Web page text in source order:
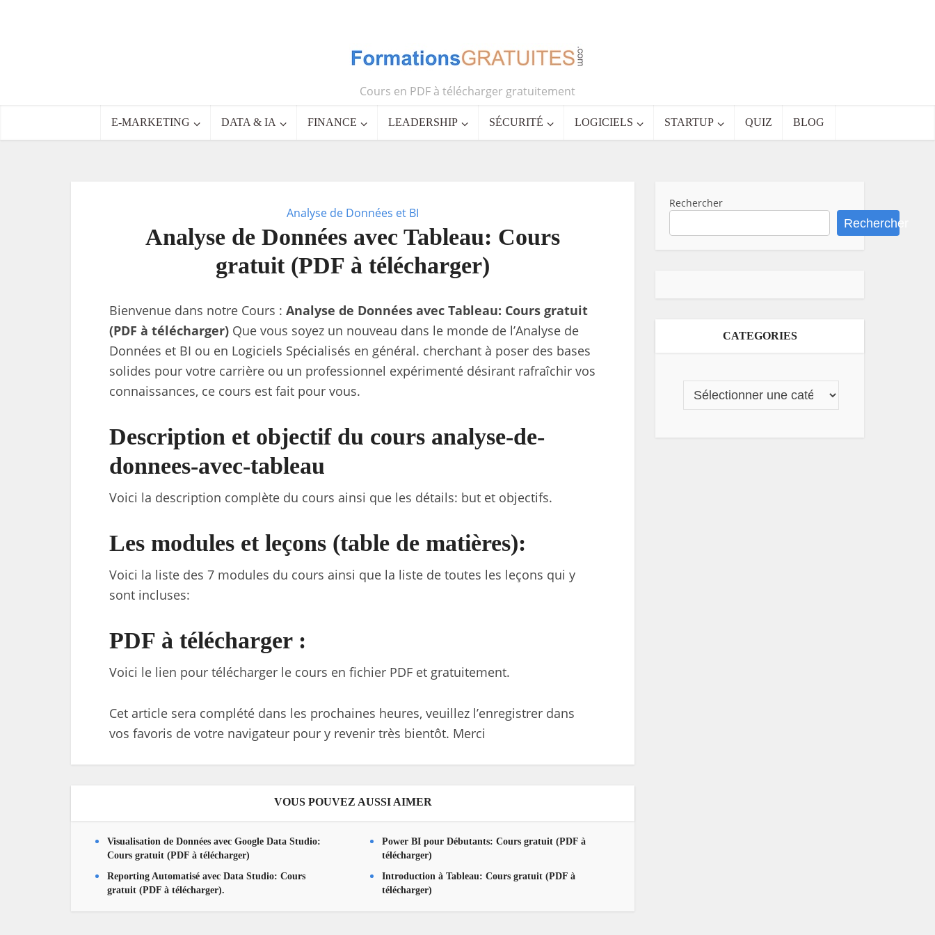
Cours en PDF à télécharger gratuitement
E-MARKETING DATA & IA FINANCE LEADERSHIP SÉCURITÉ LOGICIELS STARTUP QUIZ BLOG
Analyse de Données et BI
Analyse de Données avec Tableau: Cours
gratuit (PDF à télécharger)
Bienvenue dans notre Cours : Analyse de Données avec Tableau: Cours gratuit
(PDF à télécharger) Que vous soyez un nouveau dans le monde de l’Analyse de
Données et BI ou en Logiciels Spécialisés en général. cherchant à poser des bases
solides pour votre carrière ou un professionnel expérimenté désirant rafraîchir vos
connaissances, ce cours est fait pour vous.
Description et objectif du cours analyse-de-
donnees-avec-tableau
Voici la description complète du cours ainsi que les détails: but et objectifs.
Les modules et leçons (table de matières):
Voici la liste des 7 modules du cours ainsi que la liste de toutes les leçons qui y
sont incluses:
PDF à télécharger :
Voici le lien pour télécharger le cours en fichier PDF et gratuitement.
Cet article sera complété dans les prochaines heures, veuillez l’enregistrer dans
vos favoris de votre navigateur pour y revenir très bientôt. Merci
VOUS POUVEZ AUSSI AIMER
Visualisation de Données avec Google Data Studio:
Cours gratuit (PDF à télécharger)
Power BI pour Débutants: Cours gratuit (PDF à
télécharger)
Reporting Automatisé avec Data Studio: Cours
gratuit (PDF à télécharger).
Introduction à Tableau: Cours gratuit (PDF à
télécharger)
Rechercher
Rechercher
CATEGORIES